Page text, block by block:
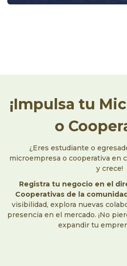
¡Impulsa tu
o
¿Eres estudiante o
microempresa o cooperativa en
y crece!
Registra tu negocio en el
Cooperativas de la
visibilidad, explora nuevas
presencia en el mercado. ¡No
expandir tu